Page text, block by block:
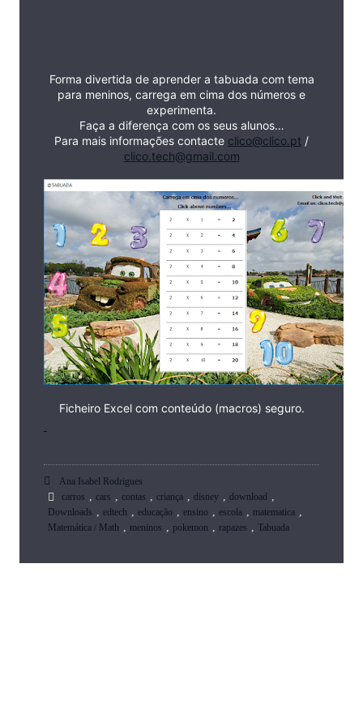
Forma divertida de aprender a tabuada com tema
para meninos, carrega em cima dos números e
experimenta.
Faça a diferença com os seus alunos…
Para mais informações contacte clico@clico.pt /
clico.tech@gmail.com
Ficheiro Excel com conteúdo (macros) seguro.
Ana Isabel Rodrigues
carros , cars , contas , criança , disney , download ,
Downloads , edtech , educação , ensino , escola , matematica ,
Matemática / Math , meninos , pokemon , rapazes , Tabuada